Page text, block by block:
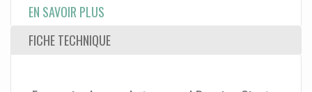
EN SAVOIR PLUS
FICHE TECHNIQUE